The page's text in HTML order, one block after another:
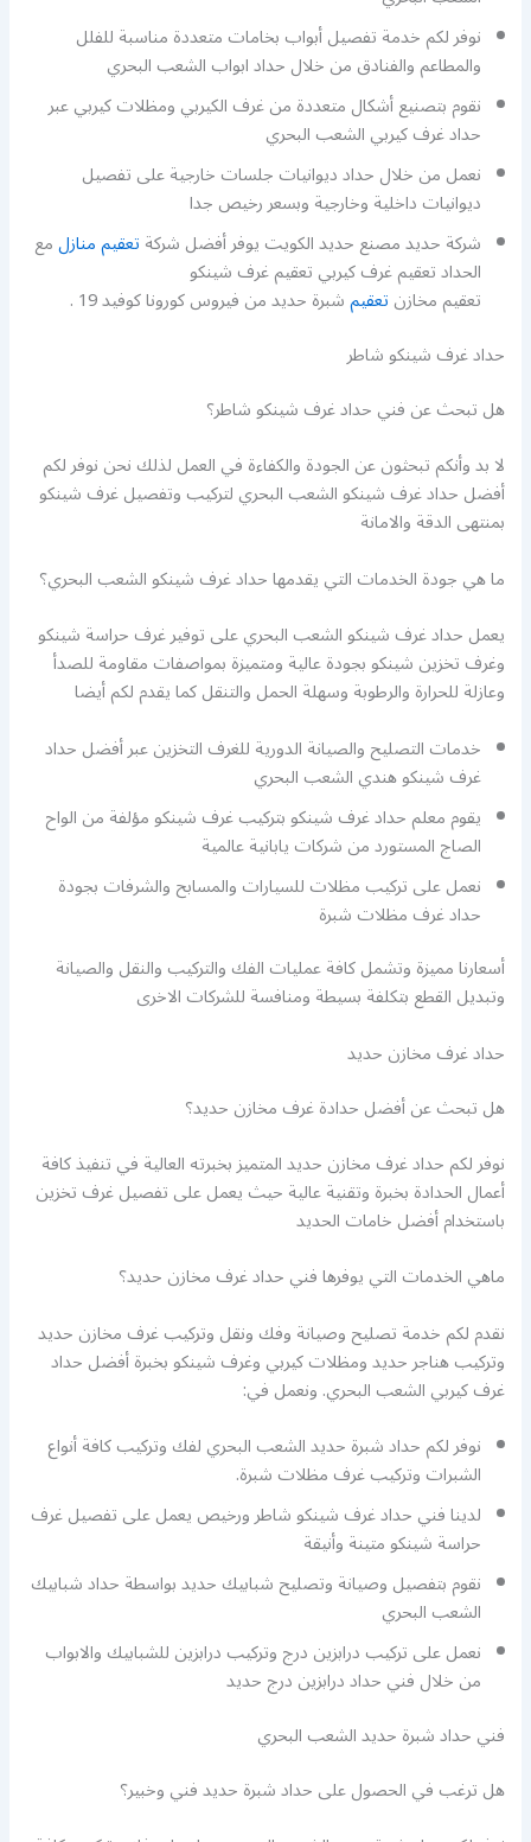
نوفر لكم خدمة تفصيل أبواب بخامات متعددة مناسبة للفلل
والمطاعم والفنادق من خلال حداد ابواب الشعب البحري
نقوم بتصنيع أشكال متعددة من غرف الكيربي ومظلات كيربي عبر
حداد غرف كيربي الشعب البحري
نعمل من خلال حداد ديوانيات جلسات خارجية على تفصيل
ديوانيات داخلية وخارجية وبسعر رخيص جدا
شركة حديد مصنع حديد الكويت يوفر أفضل شركةتعقيم منازلمع
الحداد تعقيم غرف كيربي تعقيم غرف شينكو
تعقيم مخازنتعقيمشبرة حديد من فيروس كورونا كوفيد 19 .
حداد غرف شينكو شاطر
هل تبحث عن فني حداد غرف شينكو شاطر؟
لا بد وأنكم تبحثون عن الجودة والكفاءة في العمل لذلك نحن نوفر لكم
أفضل حداد غرف شينكو الشعب البحري لتركيب وتفصيل غرف شينكو
بمنتهى الدقة والامانة
ما هي جودة الخدمات التي يقدمها حداد غرف شينكو الشعب البحري؟
يعمل حداد غرف شينكو الشعب البحري على توفير غرف حراسة شينكو
وغرف تخزين شينكو بجودة عالية ومتميزة بمواصفات مقاومة للصدأ
وعازلة للحرارة والرطوبة وسهلة الحمل والتنقل كما يقدم لكم أيضا
خدمات التصليح والصيانة الدورية للغرف التخزين عبر أفضل حداد
غرف شينكو هندي الشعب البحري
يقوم معلم حداد غرف شينكو بتركيب غرف شينكو مؤلفة من الواح
الصاج المستورد من شركات يابانية عالمية
نعمل على تركيب مظلات للسيارات والمسابح والشرفات بجودة
حداد غرف مظلات شبرة
أسعارنا مميزة وتشمل كافة عمليات الفك والتركيب والنقل والصيانة
وتبديل القطع بتكلفة بسيطة ومنافسة للشركات الاخرى
حداد غرف مخازن حديد
هل تبحث عن أفضل حدادة غرف مخازن حديد؟
نوفر لكم حداد غرف مخازن حديد المتميز بخبرته العالية في تنفيذ كافة
أعمال الحدادة بخبرة وتقنية عالية حيث يعمل على تفصيل غرف تخزين
باستخدام أفضل خامات الحديد
ماهي الخدمات التي يوفرها فني حداد غرف مخازن حديد؟
نقدم لكم خدمة تصليح وصيانة وفك ونقل وتركيب غرف مخازن حديد
وتركيب هناجر حديد ومظلات كيربي وغرف شينكو بخبرة أفضل حداد
غرف كيربي الشعب البحري. ونعمل في:
نوفر لكم حداد شبرة حديد الشعب البحري لفك وتركيب كافة أنواع
الشبرات وتركيب غرف مظلات شبرة.
لدينا فني حداد غرف شينكو شاطر ورخيص يعمل على تفصيل غرف
حراسة شينكو متينة وأنيقة
نقوم بتفصيل وصيانة وتصليح شبابيك حديد بواسطة حداد شبابيك
الشعب البحري
نعمل على تركيب درابزين درج وتركيب درابزين للشبابيك والابواب
من خلال فني حداد درابزين درج حديد
فني حداد شبرة حديد الشعب البحري
هل ترغب في الحصول على حداد شبرة حديد فني وخبير؟